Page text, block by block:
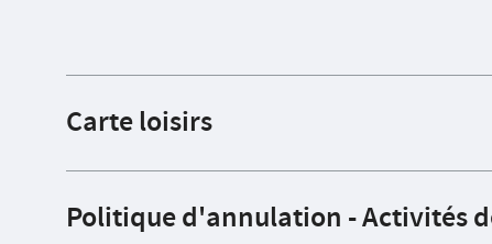
Carte loisirs
Politique d'annulation - Activités